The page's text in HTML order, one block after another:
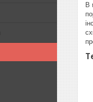
В